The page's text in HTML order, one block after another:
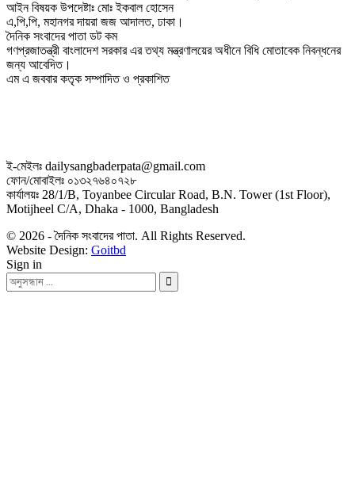
আইন বিষয়ক উপদেষ্টাঃ মোঃ ইকবাল হোসেন
এ,পি,পি, মহানগর দায়রা জজ আদালত, ঢাকা।
দৈনিক সংবাদের পাতা ডট কম
গণপ্রজাতন্ত্রী বাংলাদেশ সরকার এর তথ্য মন্ত্রণালয়ের অধীনে বিধি মোতাবেক নিবন্ধনের
জন্য আবেদিত।
এম এ জববার কতৃক সম্পাদিত ও প্রকাশিত
ই-মেইলঃ dailysangbaderpata@gmail.com
ফোন/মোবাইলঃ ০১৩২৭৬৪০৭২৮
কার্যালয়ঃ 28/1/B, Toyanbee Circular Road, B.N. Tower (1st Floor),
Motijheel C/A, Dhaka - 1000, Bangladesh
© 2026 - দৈনিক সংবাদের পাতা. All Rights Reserved.
Website Design: Goitbd
Sign in